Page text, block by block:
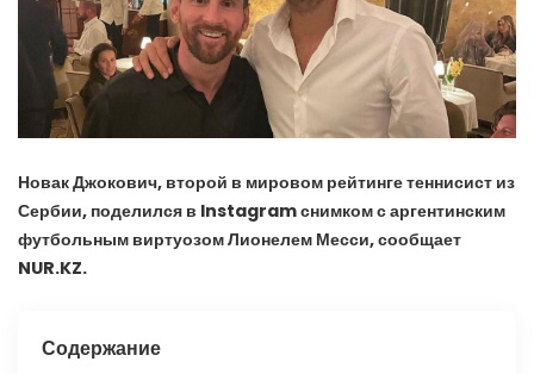
Новак Джокович, второй в мировом рейтинге теннисист из
Сербии, поделился в Instagram снимком с аргентинским
футбольным виртуозом Лионелем Месси, сообщает
NUR.KZ.
Содержание